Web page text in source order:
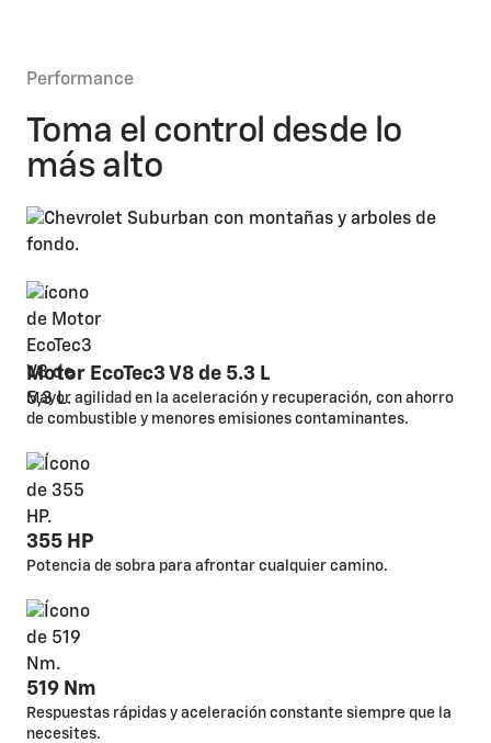
Performance
Toma el control desde lo
más alto
Motor EcoTec3 V8 de 5.3 L
Mayor agilidad en la aceleración y recuperación, con ahorro
de combustible y menores emisiones contaminantes.
355 HP
Potencia de sobra para afrontar cualquier camino.
519 Nm
Respuestas rápidas y aceleración constante siempre que la
necesites.